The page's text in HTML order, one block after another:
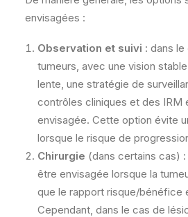
envisagées :
Observation et suivi : dans
tumeurs, avec une vision
lente, une stratégie de
contrôles cliniques et des IRM
envisagée. Cette option évite
lorsque le risque de
Chirurgie (dans certains cas)
être envisagée lorsque la
que le rapport risque/bénéfice
Cependant, dans le cas de